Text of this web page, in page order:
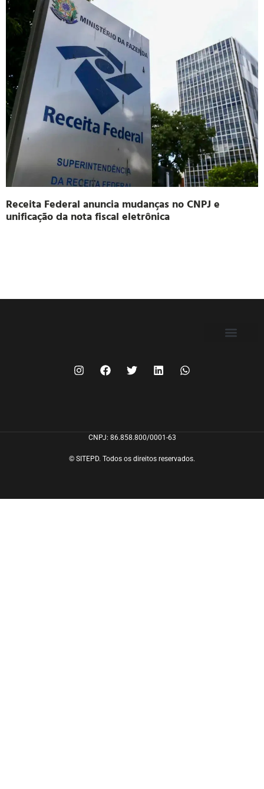
Receita Federal anuncia mudanças no CNPJ e
unificação da nota fiscal eletrônica
CNPJ: 86.858.800/0001-63
© SITEPD. Todos os direitos reservados.